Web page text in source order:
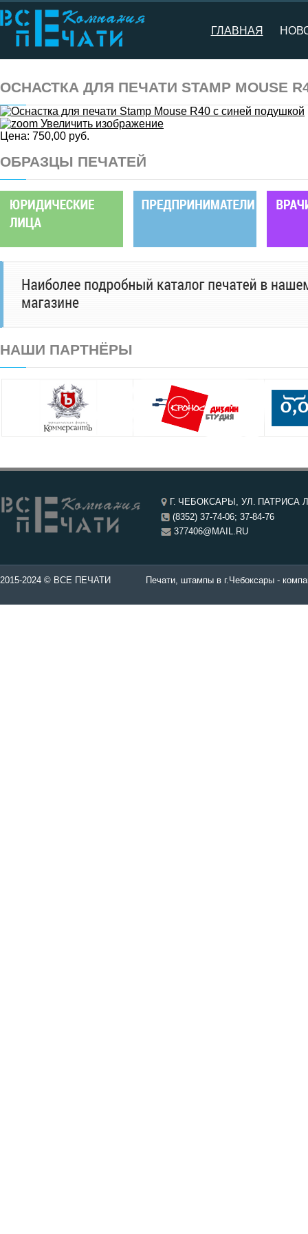
ГЛАВНАЯ
ОСНАСТКА ДЛЯ ПЕЧАТИ STAMP MOUSE
Увеличить изображение
Цена: 750,00 руб.
ОБРАЗЦЫ ПЕЧАТЕЙ
НАШИ ПАРТНЁРЫ
Г. ЧЕБОКСАРЫ, УЛ. ПАТРИСА
(8352) 37-74-06; 37-84-76
377406@MAIL.RU
в Чебоксары. Печати, штампы в г.Чебоксары -
2015-2024 © ВСЕ ПЕЧАТИ